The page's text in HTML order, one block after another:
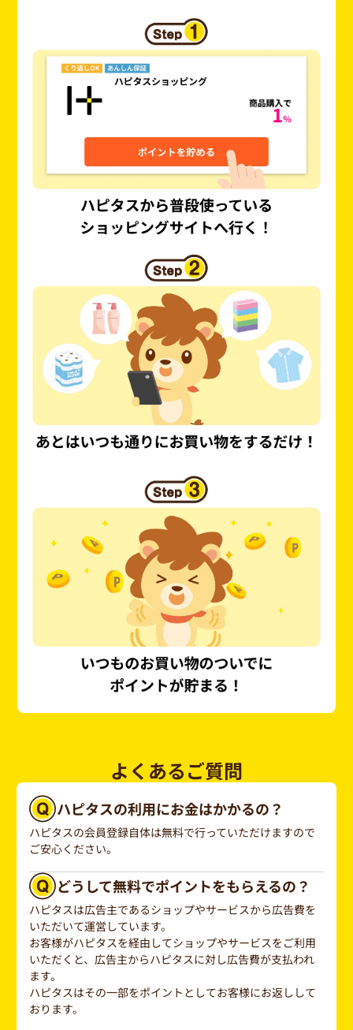
よくあるご質問
ハピタスの利用にお金はかかるの？
ハピタスの会員登録自体は無料で行っていただけますので
ご安心ください。
どうして無料でポイントをもらえるの？
ハピタスは広告主であるショップやサービスから広告費を
いただいて運営しています。
お客様がハピタスを経由してショップやサービスをご利用
いただくと、広告主からハピタスに対し広告費が支払われ
ます。
ハピタスはその一部をポイントとしてお客様にお返しして
おります。